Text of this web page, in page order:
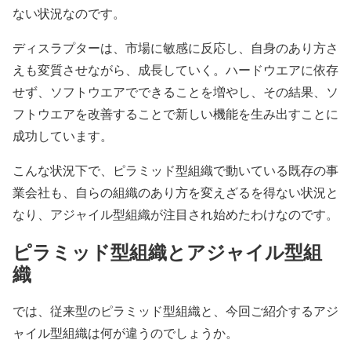
ない状況なのです。
ディスラプターは、市場に敏感に反応し、自身のあり方さ
えも変質させながら、成長していく。ハードウエアに依存
せず、ソフトウエアでできることを増やし、その結果、ソ
フトウエアを改善することで新しい機能を生み出すことに
成功しています。
こんな状況下で、ピラミッド型組織で動いている既存の事
業会社も、自らの組織のあり方を変えざるを得ない状況と
なり、アジャイル型組織が注目され始めたわけなのです。
ピラミッド型組織とアジャイル型組
織
では、従来型のピラミッド型組織と、今回ご紹介するアジ
ャイル型組織は何が違うのでしょうか。